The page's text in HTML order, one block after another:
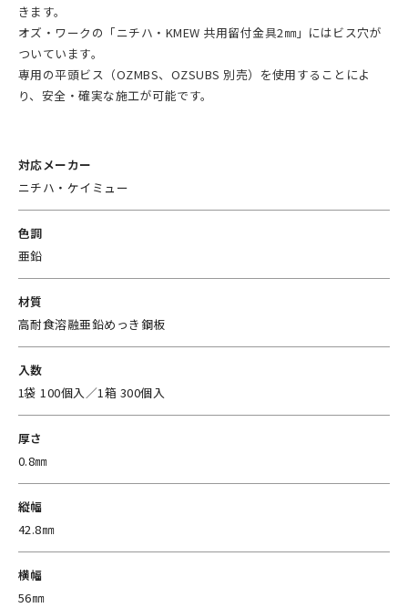
きます。
オズ・ワークの「ニチハ・KMEW 共用留付金具2㎜」にはビス穴が
ついています。
専用の平頭ビス（OZMBS、OZSUBS 別売）を使用することによ
り、安全・確実な施工が可能です。
対応メーカー
ニチハ・ケイミュー
色調
亜鉛
材質
高耐食溶融亜鉛めっき鋼板
入数
1袋 100個入／1箱 300個入
厚さ
0.8㎜
縦幅
42.8㎜
横幅
56㎜